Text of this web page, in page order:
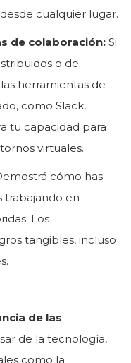
cualquier lugar.
de colaboración: Si
o de
herramientas de
como Slack,
tu capacidad para
virtuales.
cómo has
trabajando en
Los
tangibles, incluso
de las
de la tecnología,
como la